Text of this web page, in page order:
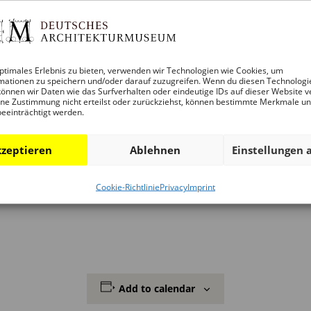
Erlebnis zu bieten, verwenden wir Technologien wie Cookies, um
zu speichern und/oder darauf zuzugreifen. Wenn du diesen
wir Daten wie das Surfverhalten oder eindeutige IDs auf dieser Website
Zustimmung nicht erteilst oder zurückziehst, können bestimmte Merkmale
werden.
Ablehnen Einstellungen
Cookie-RichtliniePrivacyImprint
The finalists of the DAM Prize 2020 in live stream
a public event, the JUNG LECTURES are now also
DAM Prize 2020 together with the Deutsches
Schmal, the architects will present their respective
directly. We look forward to your participation.
I Eingangsgebäude Freilichtmuseum Glentleiten,
Add to calendar